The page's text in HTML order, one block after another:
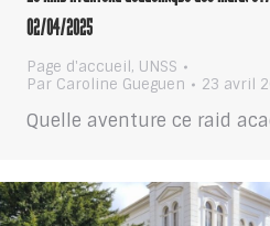
02/04/2025
Page d'accueil, UNSS
Par Caroline Gueguen 23 avril
Quelle aventure ce raid